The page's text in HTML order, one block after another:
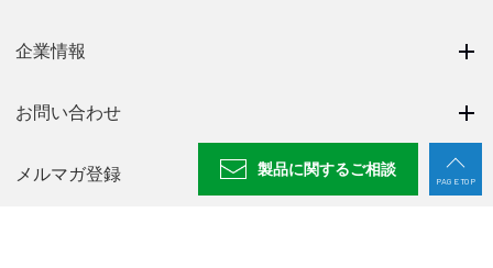
製品に関するご相談
PAGE TOP
企業情報
お問い合わせ
メルマガ登録